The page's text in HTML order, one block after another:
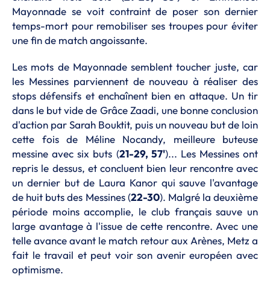
Mayonnade se voit contraint de poser son dernier
temps-mort pour remobiliser ses troupes pour éviter
une fin de match angoissante.
Les mots de Mayonnade semblent toucher juste, car
les Messines parviennent de nouveau à réaliser des
stops défensifs et enchaînent bien en attaque. Un tir
dans le but vide de Grâce Zaadi, une bonne conclusion
d'action par Sarah Bouktit, puis un nouveau but de loin
cette fois de Méline Nocandy, meilleure buteuse
messine avec six buts (21-29, 57')... Les Messines ont
repris le dessus, et concluent bien leur rencontre avec
un dernier but de Laura Kanor qui sauve l'avantage
de huit buts des Messines (22-30). Malgré la deuxième
période moins accomplie, le club français sauve un
large avantage à l'issue de cette rencontre. Avec une
telle avance avant le match retour aux Arènes, Metz a
fait le travail et peut voir son avenir européen avec
optimisme.